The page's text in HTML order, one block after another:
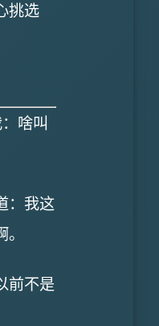
挑选
啥叫
我这
不是